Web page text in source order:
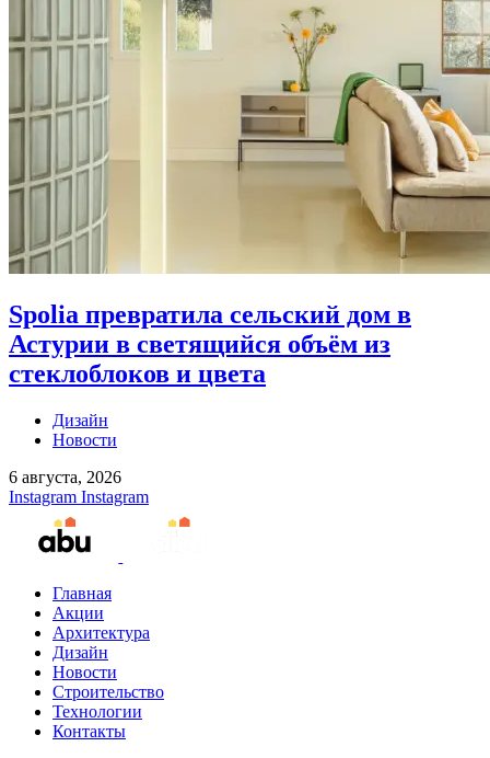
Spolia превратила сельский дом в
Астурии в светящийся объём из
стеклоблоков и цвета
Дизайн
Новости
6 августа, 2026
Instagram Instagram
Главная
Акции
Архитектура
Дизайн
Новости
Строительство
Технологии
Контакты